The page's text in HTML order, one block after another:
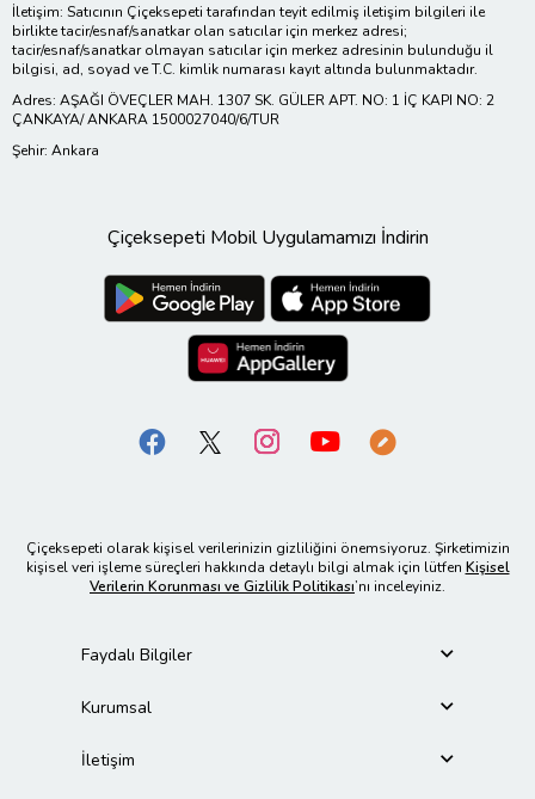
İletişim: Satıcının Çiçeksepeti tarafından teyit edilmiş iletişim bilgileri ile
birlikte tacir/esnaf/sanatkar olan satıcılar için merkez adresi;
tacir/esnaf/sanatkar olmayan satıcılar için merkez adresinin bulunduğu il
bilgisi, ad, soyad ve T.C. kimlik numarası kayıt altında bulunmaktadır.
Adres: AŞAĞI ÖVEÇLER MAH. 1307 SK. GÜLER APT. NO: 1 İÇ KAPI NO: 2
ÇANKAYA/ ANKARA 1500027040/6/TUR
Şehir: Ankara
Çiçeksepeti Mobil Uygulamamızı İndirin
Çiçeksepeti olarak kişisel verilerinizin gizliliğini önemsiyoruz. Şirketimizin
kişisel veri işleme süreçleri hakkında detaylı bilgi almak için lütfen Kişisel
Verilerin Korunması ve Gizlilik Politikası’nı inceleyiniz.
Faydalı Bilgiler
Kurumsal
İletişim